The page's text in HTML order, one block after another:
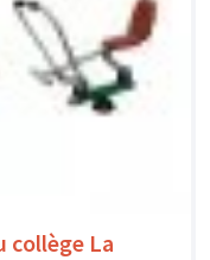
collège La